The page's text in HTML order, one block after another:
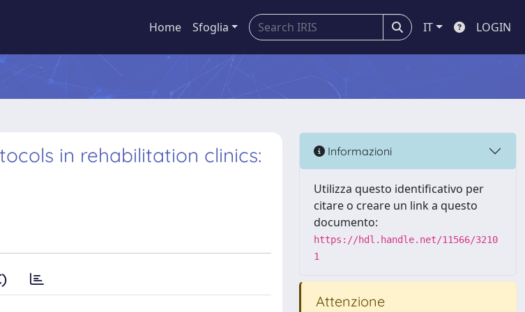
Home Sfoglia IT LOGIN
in rehabilitation clinics:
Informazioni
Utilizza questo identificativo per
citare o creare un link a questo
documento:
https://hdl.handle.net/11566/3210
1
Attenzione